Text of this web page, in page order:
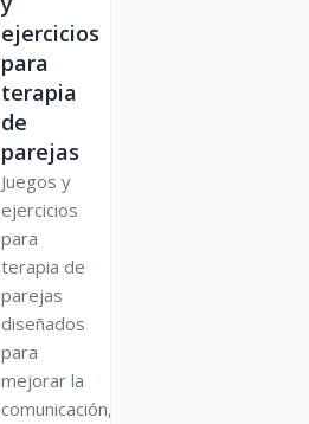
ejercicios
para
terapia
de
parejas
Juegos y
ejercicios
para
terapia de
parejas
diseñados
para
mejorar la
comunicación,